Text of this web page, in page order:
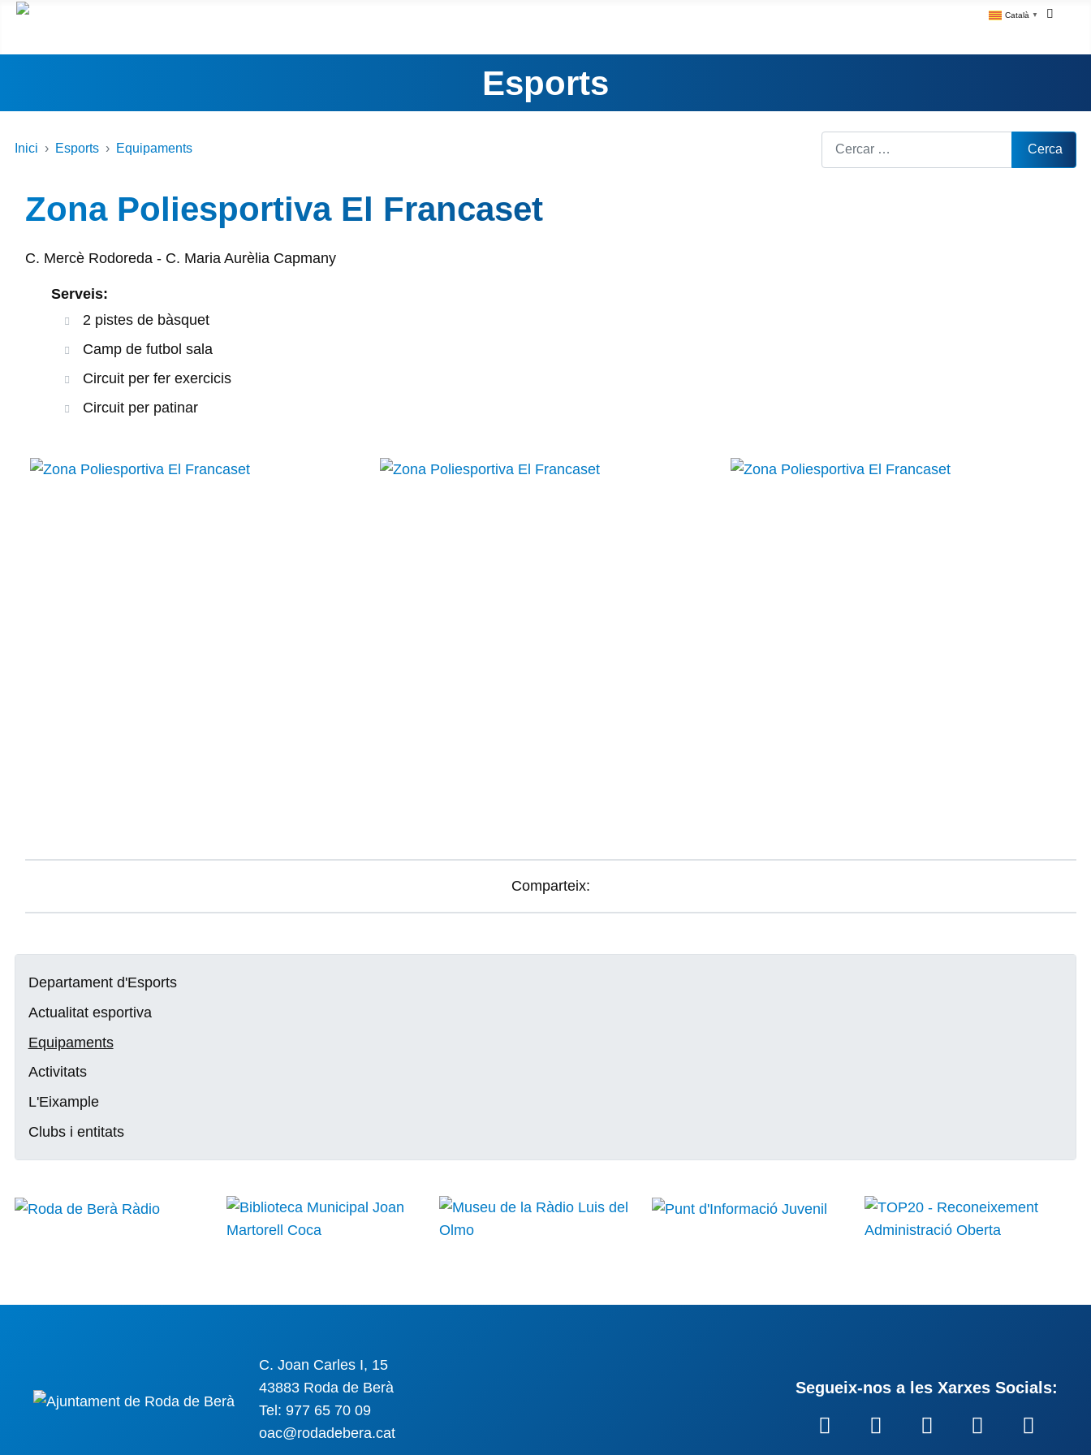
Català ▼
Esports
Inici Esports Equipaments Cerca Cerca
Departament d'Esports
Actualitat esportiva
Equipaments
Activitats
L'Eixample
Clubs i entitats
Zona Poliesportiva El Francaset
C. Mercè Rodoreda - C. Maria Aurèlia Capmany
Serveis:
2 pistes de bàsquet
Camp de futbol sala
Circuit per fer exercicis
Circuit per patinar
Comparteix:
C. Joan Carles I, 15
43883 Roda de Berà
Tel: 977 65 70 09
oac@rodadebera.cat
Segueix-nos a les Xarxes Socials: